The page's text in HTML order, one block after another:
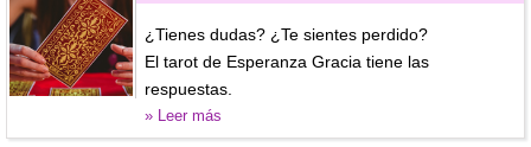
¿Tienes dudas? ¿Te sientes perdido?
El tarot de Esperanza Gracia tiene las
respuestas.
» Leer más